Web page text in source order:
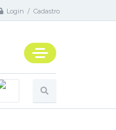
Login / Cadastro